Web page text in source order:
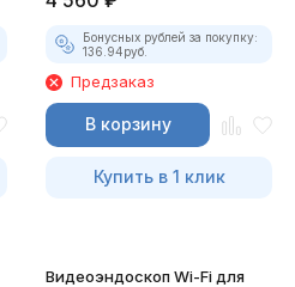
Бонусных рублей за покупку:
136.94руб.
Предзаказ
В корзину
Купить в 1 клик
Видеоэндоскоп Wi-Fi для